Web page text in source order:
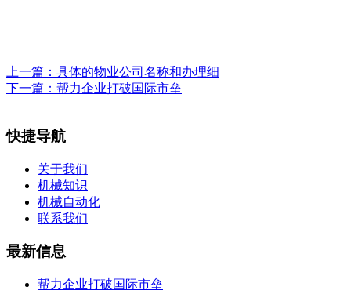
上一篇： 具体的物业公司名称和办理细
下一篇： 帮力企业打破国际市垒
快捷导航
关于我们
机械知识
机械自动化
联系我们
最新信息
帮力企业打破国际市垒